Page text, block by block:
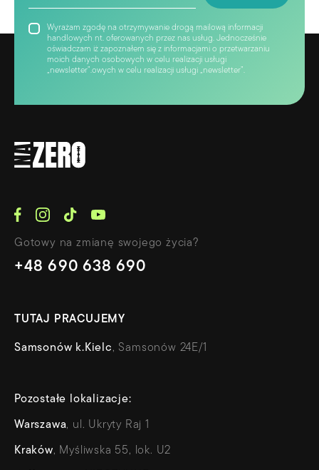
Wyrażam zgodę na otrzymywanie drogą mailową informacji
handlowych nt. oferowanych przez nas usług. Jednocześnie
oświadczam iż zapoznałem się z informacjami o przetwarzaniu
moich danych osobowych w celu realizacji usługi
„newsletter”.owych w celu realizacji usługi „newsletter”.
Gotowy na zmianę swojego życia?
+48 690 638 690
TUTAJ PRACUJEMY
Samsonów k.Kielc, Samsonów 24E/1
Pozostałe lokalizacje:
Warszawa, ul. Ukryty Raj 1
Kraków, Myśliwska 55, lok. U2